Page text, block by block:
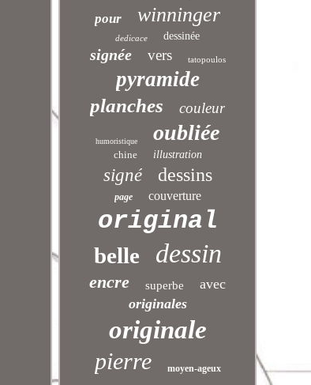
pour
winninger
dedicace dessinée
signée vers tatopoulos
pyramide
planches couleur
humoristique oubliée
chine illustration
signé dessins
page couverture
original
belle dessin
encre superbe
avec
originales
originale
pierre moyen-ageux